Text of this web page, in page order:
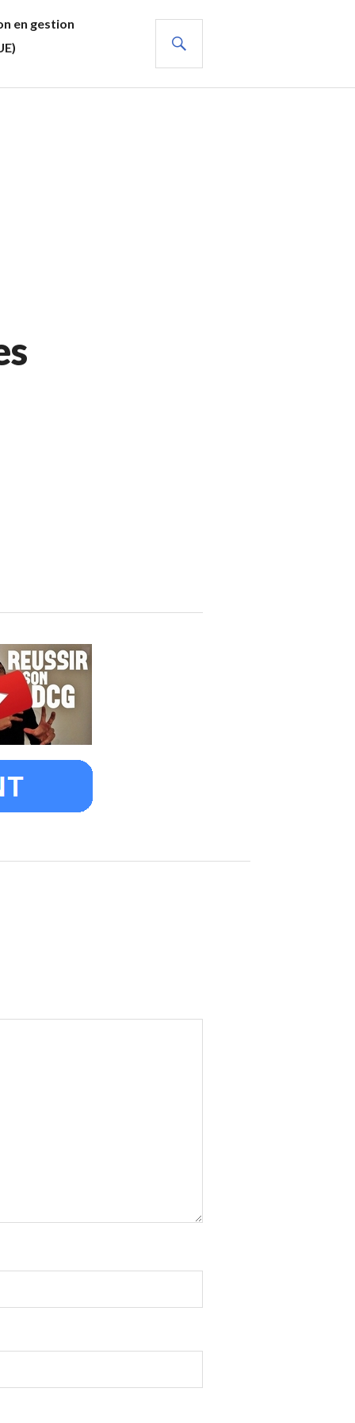
en gestion